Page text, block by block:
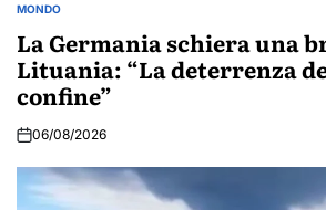
POSTED
MONDO
La Germania schiera una
Lituania: “La deterrenza
confine”
06/08/2026